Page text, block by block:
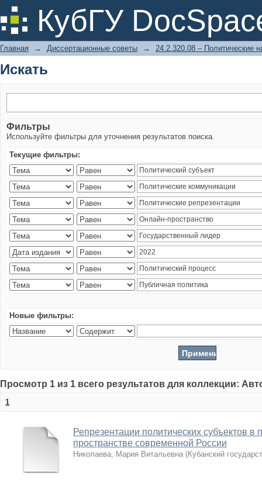
КубГУ
Искать
Главная → Диссертационные советы → 24.2.320.08 – Политические
Искать
Фильтры
Используйте фильтры для уточнения результатов поиска.
Текущие фильтры:
Новые фильтры:
Просмотр 1 из 1 всего результатов для коллекции:
1
Репрезентации политических субъектов в
пространстве современной России
Николаева, Мария Витальевна (Кубанский